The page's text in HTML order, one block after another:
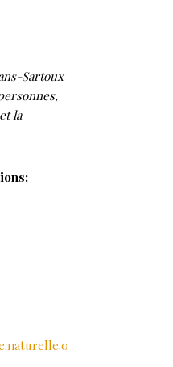
Sartoux
la